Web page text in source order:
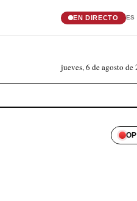
EN DIRECTO ES
jueves, 6 de agosto de